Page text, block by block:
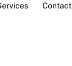
Contact